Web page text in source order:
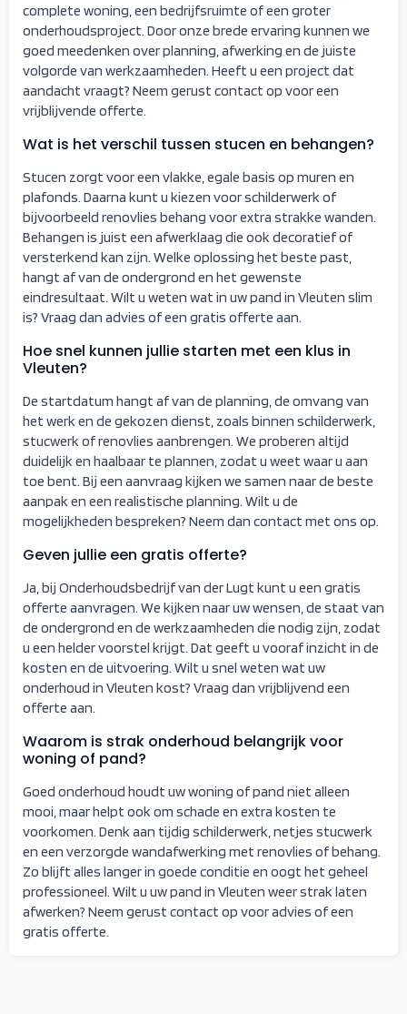
complete woning, een bedrijfsruimte of een groter
onderhoudsproject. Door onze brede ervaring kunnen we
goed meedenken over planning, afwerking en de juiste
volgorde van werkzaamheden. Heeft u een project dat
aandacht vraagt? Neem gerust contact op voor een
vrijblijvende offerte.
Wat is het verschil tussen stucen en behangen?
Stucen zorgt voor een vlakke, egale basis op muren en
plafonds. Daarna kunt u kiezen voor schilderwerk of
bijvoorbeeld renovlies behang voor extra strakke wanden.
Behangen is juist een afwerklaag die ook decoratief of
versterkend kan zijn. Welke oplossing het beste past,
hangt af van de ondergrond en het gewenste
eindresultaat. Wilt u weten wat in uw pand in Vleuten slim
is? Vraag dan advies of een gratis offerte aan.
Hoe snel kunnen jullie starten met een klus in
Vleuten?
De startdatum hangt af van de planning, de omvang van
het werk en de gekozen dienst, zoals binnen schilderwerk,
stucwerk of renovlies aanbrengen. We proberen altijd
duidelijk en haalbaar te plannen, zodat u weet waar u aan
toe bent. Bij een aanvraag kijken we samen naar de beste
aanpak en een realistische planning. Wilt u de
mogelijkheden bespreken? Neem dan contact met ons op.
Geven jullie een gratis offerte?
Ja, bij Onderhoudsbedrijf van der Lugt kunt u een gratis
offerte aanvragen. We kijken naar uw wensen, de staat van
de ondergrond en de werkzaamheden die nodig zijn, zodat
u een helder voorstel krijgt. Dat geeft u vooraf inzicht in de
kosten en de uitvoering. Wilt u snel weten wat uw
onderhoud in Vleuten kost? Vraag dan vrijblijvend een
offerte aan.
Waarom is strak onderhoud belangrijk voor
woning of pand?
Goed onderhoud houdt uw woning of pand niet alleen
mooi, maar helpt ook om schade en extra kosten te
voorkomen. Denk aan tijdig schilderwerk, netjes stucwerk
en een verzorgde wandafwerking met renovlies of behang.
Zo blijft alles langer in goede conditie en oogt het geheel
professioneel. Wilt u uw pand in Vleuten weer strak laten
afwerken? Neem gerust contact op voor advies of een
gratis offerte.